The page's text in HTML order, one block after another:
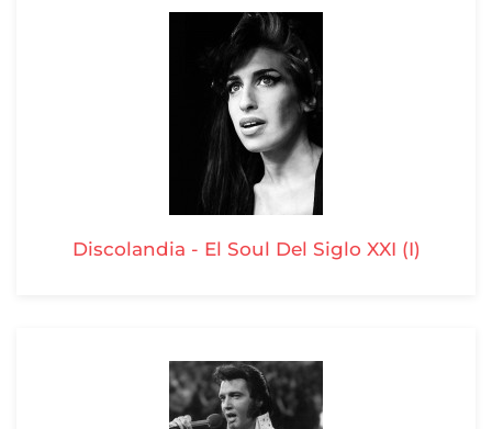
Discolandia - El Soul Del Siglo XXI (I)